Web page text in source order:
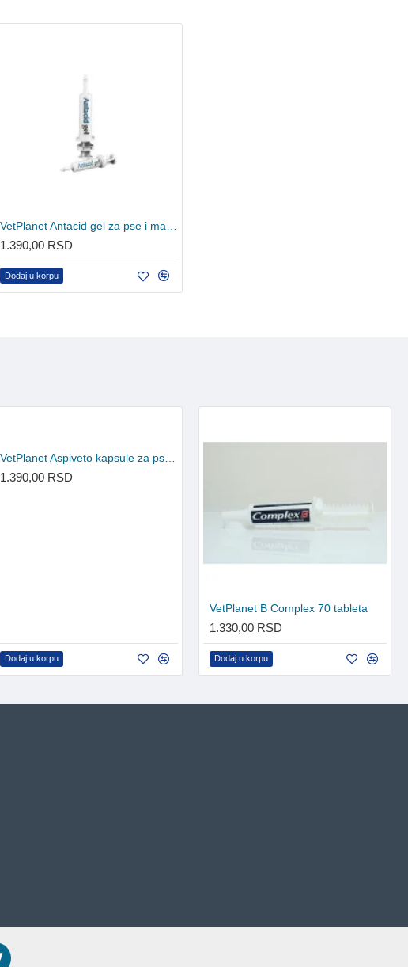
1.390,00 RSD
Dodaj u korpu
1.390,00 RSD
Dodaj u korpu
VetPlanet B Complex 70 tableta
1.330,00 RSD
Dodaj u korpu